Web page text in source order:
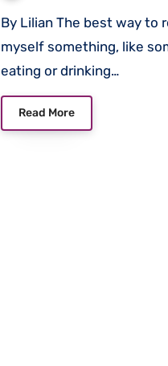
By Lilian The best way to reward myself is to give
myself something, like
eating or drinking…
Read More